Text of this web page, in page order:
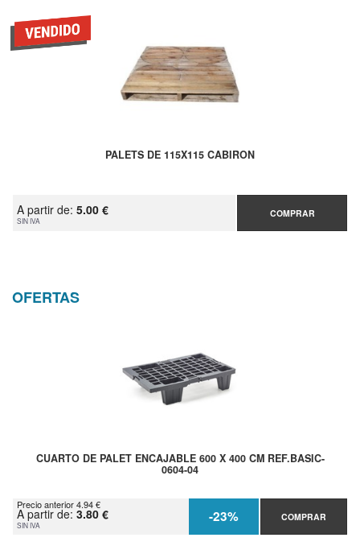
PALETS DE 115X115 CABIRON
A partir de: 5.00 €
SIN IVA
COMPRAR
OFERTAS
CUARTO DE PALET ENCAJABLE 600 X 400 CM REF.BASIC-
0604-04
Precio anterior 4.94 €
A partir de: 3.80 €
SIN IVA -23% COMPRAR